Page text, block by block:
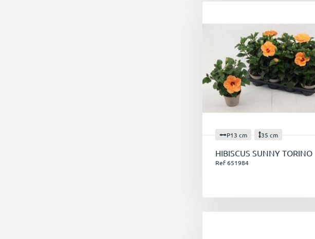
P13 cm 35 cm
HIBISCUS SUNNY TORINO
Ref 651984